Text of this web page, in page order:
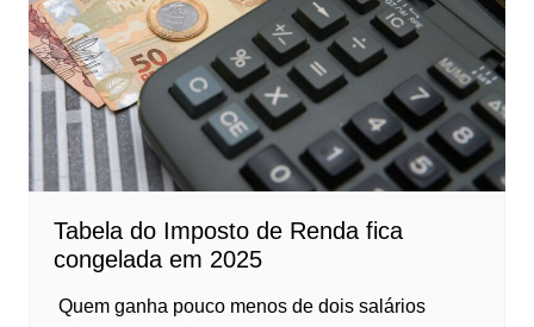
Tabela do Imposto de Renda fica
congelada em 2025
Quem ganha pouco menos de dois salários